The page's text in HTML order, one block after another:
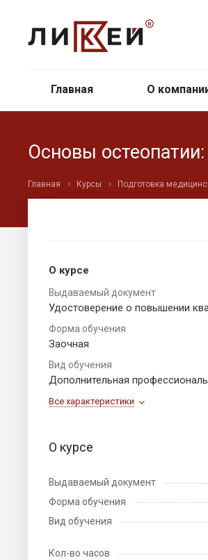
Главная О
Основы
Главная Курсы Подготовка
О курсе
Выдаваемый документ
Удостоверение о повышении
Форма обучения
Заочная
Вид обучения
Дополнительная
Все характеристики
О курсе
Выдаваемый документ
Форма обучения
Вид обучения
Кол-во часов